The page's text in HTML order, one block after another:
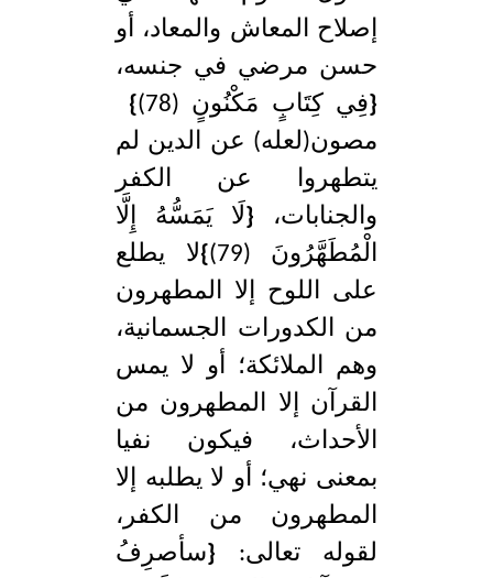
إصلاح المعاش والمعاد، أو
حسن مرضي في جنسه،
{فِي كِتَابٍ مَكْنُونٍ (78)
}
مصون(لعله) عن الدين لم
يتطهروا عن الكفر
والجنابات، {لَا يَمَسُّهُ إِلَّا
الْمُطَهَّرُونَ (79)
}لا يطلع
على اللوح إلا المطهرون
من الكدورات الجسمانية،
وهم الملائكة؛ أو لا يمس
القرآن إلا المطهرون من
الأحداث، فيكون نفيا
بمعنى نهي؛ أو لا يطلبه إلا
المطهرون من الكفر،
لقوله تعالى: {سأصرِفُ